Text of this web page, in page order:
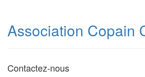
Association Copain
Contactez-nous